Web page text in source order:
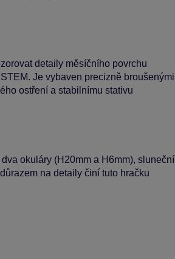
detaily měsíčního povrchu
Je vybaven precizně broušenými
ostření a stabilnímu stativu
okuláry (H20mm a H6mm), sluneční
na detaily činí tuto hračku